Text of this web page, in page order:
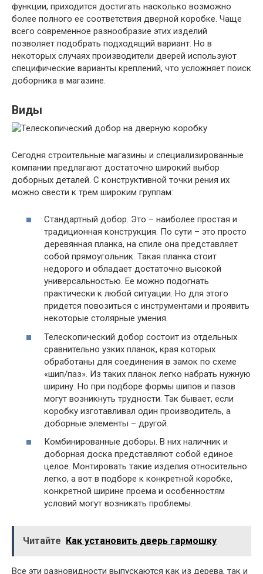
функции, приходится достигать насколько возможно
более полного ее соответствия дверной коробке. Чаще
всего современное разнообразие этих изделий
позволяет подобрать подходящий вариант. Но в
некоторых случаях производители дверей используют
специфические варианты креплений, что усложняет поиск
доборника в магазине.
Виды
Сегодня строительные магазины и специализированные
компании предлагают достаточно широкий выбор
доборных деталей. С конструктивной точки рения их
можно свести к трем широким группам:
Стандартный добор. Это – наиболее простая и
традиционная конструкция. По сути – это просто
деревянная планка, на спиле она представляет
собой прямоугольник. Такая планка стоит
недорого и обладает достаточно высокой
универсальностью. Ее можно подогнать
практически к любой ситуации. Но для этого
придется повозиться с инструментами и проявить
некоторые столярные умения.
Телескопический добор состоит из отдельных
сравнительно узких планок, края которых
обработаны для соединения в замок по схеме
«шип/паз». Из таких планок легко набрать нужную
ширину. Но при подборе формы шипов и пазов
могут возникнуть трудности. Так бывает, если
коробку изготавливал один производитель, а
доборные элементы – другой.
Комбинированные доборы. В них наличник и
доборная доска представляют собой единое
целое. Монтировать такие изделия относительно
легко, а вот в подборе к конкретной коробке,
конкретной ширине проема и особенностям
условий могут возникать проблемы.
Читайте Как установить дверь гармошку
Все эти разновидности выпускаются как из дерева, так и